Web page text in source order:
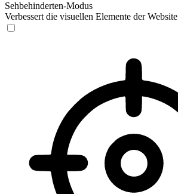
Sehbehinderten-Modus
Verbessert die visuellen Elemente der Website